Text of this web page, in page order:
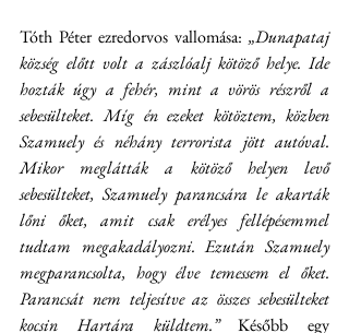
Tóth Péter ezredorvos vallomása: „Dunapataj
község előtt volt a zászlóalj kötöző helye. Ide
hozták úgy a fehér, mint a vörös részről a
sebesülteket. Míg én ezeket kötöztem, közben
Szamuely és néhány terrorista jött autóval.
Mikor meglátták a kötöző helyen levő
sebesülteket, Szamuely parancsára le akarták
lőni őket, amit csak erélyes fellépésemmel
tudtam megakadályozni. Ezután Szamuely
megparancsolta, hogy élve temessem el őket.
Parancsát nem teljesítve az összes sebesülteket
kocsin Hartára küldtem.” Később egy